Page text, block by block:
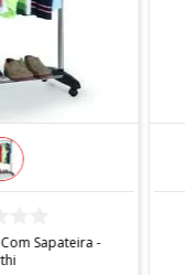
Sapateira -